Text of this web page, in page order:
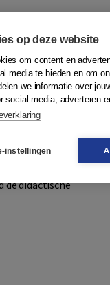
van de
meer Zie mij, Islam en
m...
de didactische
op deze website
om content en
media te bieden en om
we informatie over
social media, adverteren
instellingen